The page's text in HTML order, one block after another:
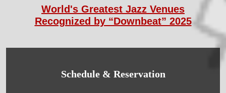
World's Greatest Jazz Venues
Recognized by “Downbeat” 2025
Schedule & Reservation